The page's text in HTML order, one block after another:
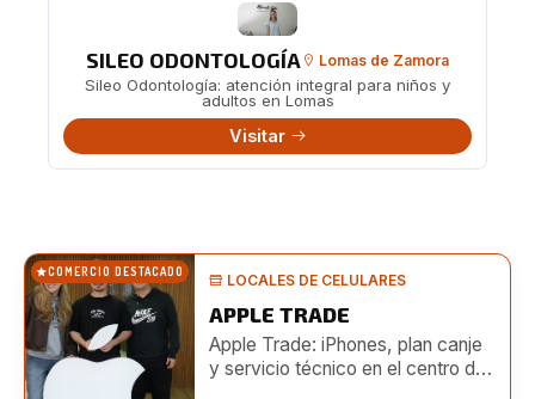
SILEO ODONTOLOGÍA Lomas de Zamora
Sileo Odontología: atención integral para niños y
adultos en Lomas
Visitar
COMERCIO DESTACADO LOCALES DE CELULARES
APPLE TRADE
Apple Trade: iPhones, plan canje
y servicio técnico en el centro de